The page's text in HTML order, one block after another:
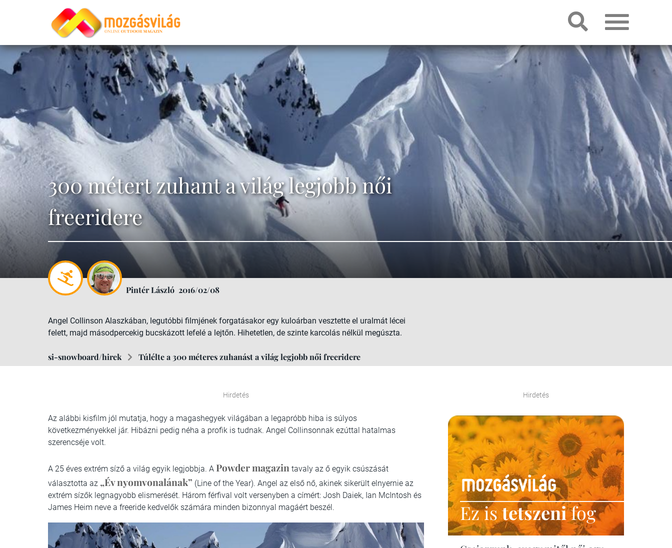
300 métert zuhant a világ legjobb női
freeridere
Pintér László 2016/02/08
Angel Collinson Alaszkában, legutóbbi filmjének forgatásakor egy kuloárban vesztette el uralmát lécei
felett, majd másodpercekig bucskázott lefelé a lejtőn. Hihetetlen, de szinte karcolás nélkül megúszta.
si-snowboard/hirek Túlélte a 300 méteres zuhanást a világ legjobb női freeridere
Hirdetés
Az alábbi kisfilm jól mutatja, hogy a magashegyek világában a legapróbb hiba is súlyos
következményekkel jár. Hibázni pedig néha a profik is tudnak. Angel Collinsonnak ezúttal hatalmas
szerencséje volt.
A 25 éves extrém síző a világ egyik legjobbja. A Powder magazin tavaly az ő egyik csúszását
választotta az „Év nyomvonalának” (Line of the Year). Angel az első nő, akinek sikerült elnyernie az
extrém sízők legnagyobb elismerését. Három férfival volt versenyben a címért: Josh Daiek, Ian McIntosh és
James Heim neve a freeride kedvelők számára minden bizonnyal magáért beszél.
Hirdetés
Ez istetszenifog